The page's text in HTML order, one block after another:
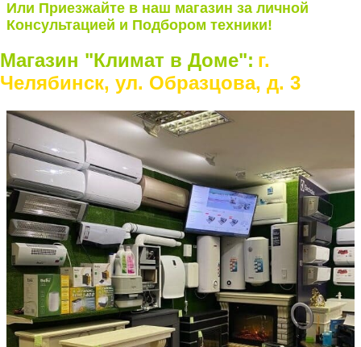
Или Приезжайте в наш магазин за личной
Консультацией и Подбором техники!
Магазин "Климат в Доме": г.
Челябинск, ул. Образцова, д. 3